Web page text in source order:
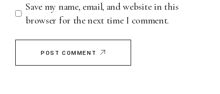
Save my name, email, and website in this
browser for the next time I comment.
POST COMMENT